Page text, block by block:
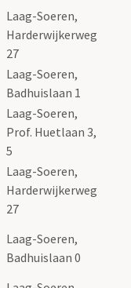
Laag-Soeren,
Harderwijkerweg
27
Laag-Soeren,
Badhuislaan 1
Laag-Soeren,
Prof. Huetlaan 3,
5
Laag-Soeren,
Harderwijkerweg
27
Laag-Soeren,
Badhuislaan 0